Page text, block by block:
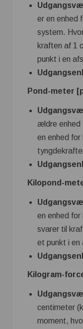
er en enhed
system.
kraften af ​​1
punkt i en
Pond-meter
ældre enhed
en enhed for
Kilopond-
en enhed for
svarer til
et punkt i en
Kilogram-
centimeter
moment,